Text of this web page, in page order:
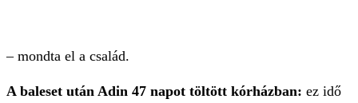
– mondta el a család.
A baleset után Adin 47 napot töltött kórházban: ez idő